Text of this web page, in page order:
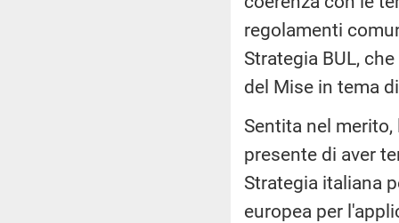
regolamenti
Strategia BUL,
del Mise in tema
Sentita nel
presente di aver
Strategia italiana
europea per